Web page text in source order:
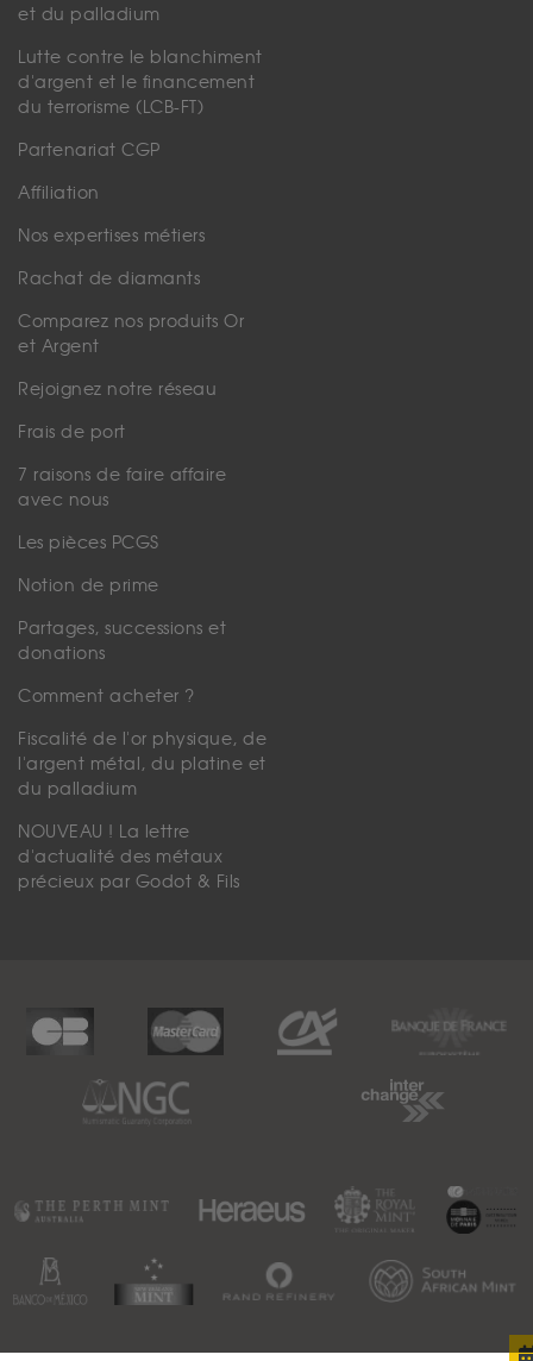
et du palladium
Lutte contre le blanchiment
d'argent et le financement
du terrorisme (LCB-FT)
Partenariat CGP
Affiliation
Nos expertises métiers
Rachat de diamants
Comparez nos produits Or
et Argent
Rejoignez notre réseau
Frais de port
7 raisons de faire affaire
avec nous
Les pièces PCGS
Notion de prime
Partages, successions et
donations
Comment acheter ?
Fiscalité de l'or physique, de
l'argent métal, du platine et
du palladium
NOUVEAU ! La lettre
d'actualité des métaux
précieux par Godot & Fils